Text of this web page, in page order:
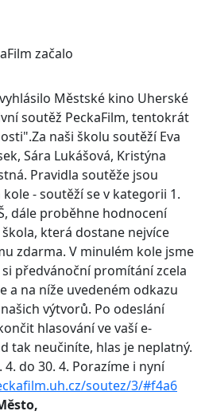
začalo
Městské kino Uherské
soutěž PeckaFilm, tentokrát
Za naši školu soutěží Eva
Sára Lukášová, Kristýna
Pravidla soutěže jsou
- soutěží se v kategorii 1.
dále proběhne hodnocení
která dostane nejvíce
zdarma. V minulém kole jsme
předvánoční promítání zcela
a na níže uvedeném odkazu
výtvorů. Po odeslání
hlasování ve vaší e-
tak neučiníte, hlas je neplatný.
do 30. 4. Porazíme i nyní
soutez/3/#f4a6